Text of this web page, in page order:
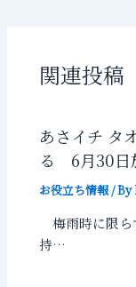
関連投稿
あさイチ タ
る 6月30日
お役立ち情報/ By
梅雨時に限ら
持…